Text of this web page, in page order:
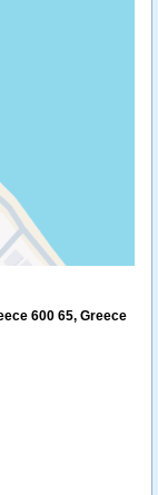
600 65, Greece